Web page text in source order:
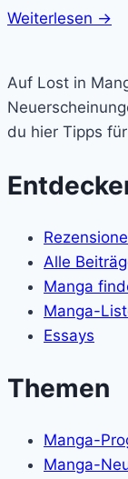
Weiterlesen →
Manga
Auf Lost in
du hier Tipps
Alle
Manga
Manga-
Essays
Themen
Manga-
Manga-